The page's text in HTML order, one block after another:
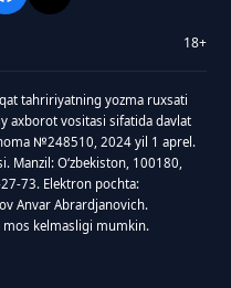
18+
tahririyatning yozma ruxsati
axborot vositasi sifatida davlat
№248510, 2024 yil 1 aprel.
Manzil: Oʻzbekiston, 100180,
73. Elektron pochta:
Anvar Abrardjanovich.
kelmasligi mumkin.